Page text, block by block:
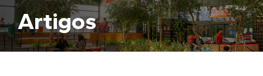
Artigos